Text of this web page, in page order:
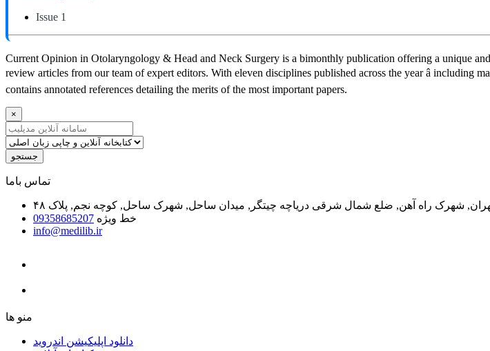
Issue 1
Current Opinion in Otolaryngology & Head and Neck Surgery is a bimonthly publication offering a unique
review articles from our team of expert editors. With eleven disciplines published across the year â including
contains annotated references detailing the merits of the most important papers.
×
جستجو
ﺗﻤﺎﺱ ﺑﺎﻣﺎ
شهرک راه آهن, ضلع شمال شرقی دریاچه چیتگر, میدان ساحل, شهرک ساحل, کوچه نجم, پلاک ۴۸
خط ویژه 09358685207
info@medilib.ir
ﻣﻨﻮ ﻫﺎ
دانلود اپلیکیشن اندروید